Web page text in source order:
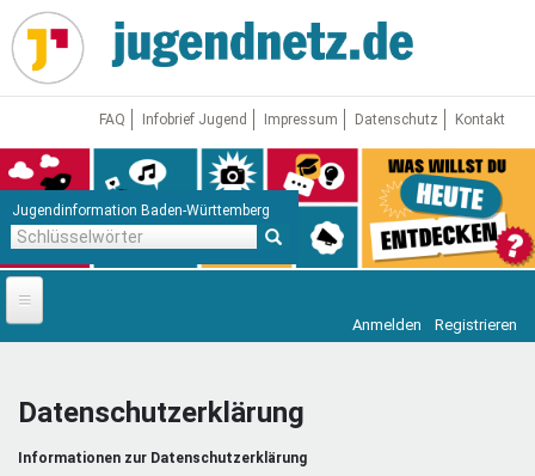
Direkt
zum
Inhalt
FAQ Infobrief Jugend Impressum Datenschutz Kontakt
Jugendinformation Baden-Württemberg
Startseite
Jugendnetz
Freizeit & Reisen
Vor Ort
Anmelden Registrieren
Datenschutzerklärung
Informationen zur Datenschutzerklärung